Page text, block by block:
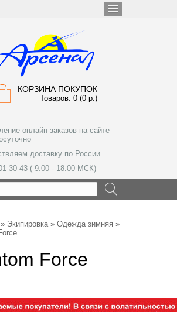
КОРЗИНА ПОКУПОК
Товаров: 0 (0 р.)
онлайн-заказов на сайте
доставку по России
30 43 ( 9:00 - 18:00 МСК)
» Экипировка» Одежда зимняя »
Force